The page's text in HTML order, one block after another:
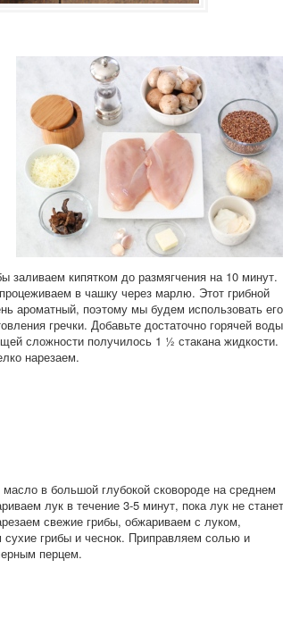
заливаем кипятком до размягчения на 10 минут.
в чашку через марлю. Этот грибной
ароматный, поэтому мы будем использовать его
гречки. Добавьте достаточно горячей
сложности получилось 1 ½ стакана жидкости.
нарезаем.
масло в большой глубокой сковороде на среднем
лук в течение 3-5 минут, пока лук не станет
свежие грибы, обжариваем с луком,
сухие грибы и чеснок. Приправляем солью и
перцем.